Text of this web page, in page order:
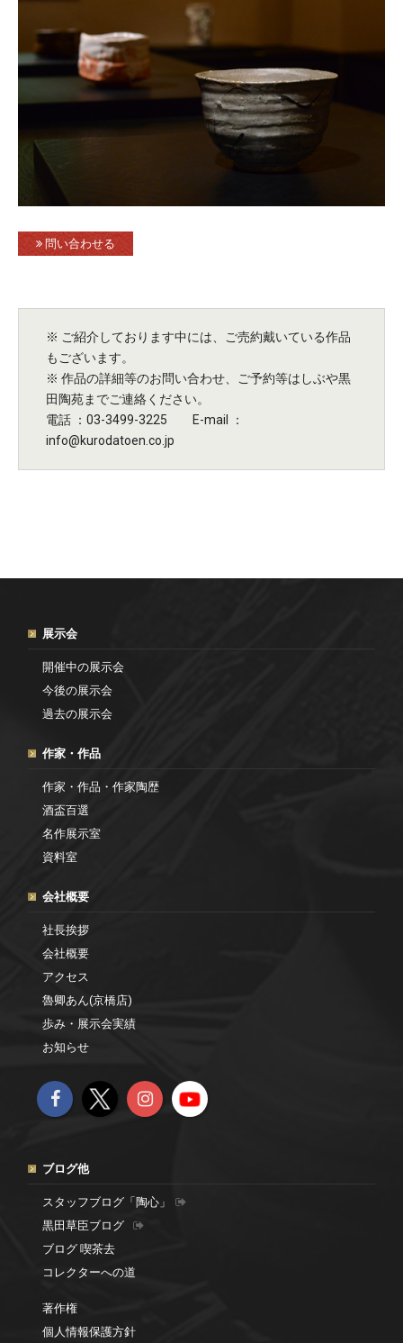
問い合わせる
※ ご紹介しております中には、ご売約戴いている作品
もございます。
※ 作品の詳細等のお問い合わせ、ご予約等はしぶや黒
田陶苑までご連絡ください。
電話 ：03-3499-3225 E-mail ：
info@kurodatoen.co.jp
展示会
開催中の展示会
今後の展示会
過去の展示会
作家・作品
作家・作品・作家陶歴
酒盃百選
名作展示室
資料室
会社概要
社長挨拶
会社概要
アクセス
魯卿あん(京橋店)
歩み・展示会実績
お知らせ
ブログ他
スタッフブログ「陶心」
黒田草臣ブログ
ブログ 喫茶去
コレクターへの道
著作権
個人情報保護方針